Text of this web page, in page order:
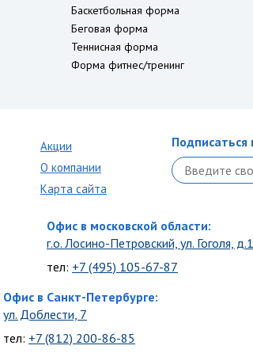
Баскетбольная форма
Беговая форма
Теннисная форма
Форма фитнес/тренинг
Акции
О компании
Карта сайта
Подписаться
Офис в московской области:
г.о. Лосино-Петровский, ул. Гоголя,
тел: +7 (495) 105-67-87
Офис в Санкт-Петербурге:
ул. Доблести, 7
тел: +7 (812) 200-86-85